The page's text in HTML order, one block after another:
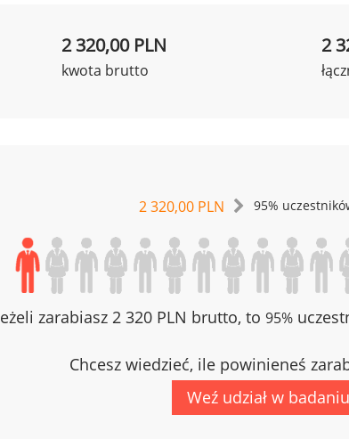
2 320,00 PLN
kwota brutto
2
2 320,00 PLN 95%
zarabiasz 2 320 PLN brutto, to 95%
Chcesz wiedzieć, ile powinieneś
Weź udział w